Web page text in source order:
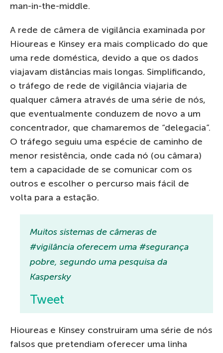
man-in-the-middle.
A rede de câmera de vigilância examinada por
Hioureas e Kinsey era mais complicado do que
uma rede doméstica, devido a que os dados
viajavam distâncias mais longas. Simplificando,
o tráfego de rede de vigilância viajaria de
qualquer câmera através de uma série de nós,
que eventualmente conduzem de novo a um
concentrador, que chamaremos de “delegacia”.
O tráfego seguiu uma espécie de caminho de
menor resistência, onde cada nó (ou câmara)
tem a capacidade de se comunicar com os
outros e escolher o percurso mais fácil de
volta para a estação.
Muitos sistemas de câmeras de
#vigilância oferecem uma #segurança
pobre, segundo uma pesquisa da
Kaspersky
Tweet
Hioureas e Kinsey construiram uma série de nós
falsos que pretendiam oferecer uma linha